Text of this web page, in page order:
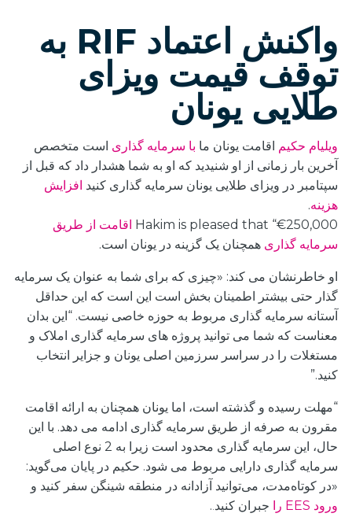
واکنش اعتماد RIF به
توقف قیمت ویزای
طلایی یونان
ویلیام حکیم اقامت یونان ما با سرمایه گذاری است متخصص
آخرین بار زمانی از او شنیدید که او به شما هشدار داد که قبل از
سپتامبر در ویزای طلایی یونان سرمایه گذاری کنید افزایش
هزینه.
Hakim is pleased that “€250,000 اقامت از طریق
سرمایه گذاری همچنان یک گزینه در یونان است.
او خاطرنشان می کند: «چیزی که برای شما به عنوان یک سرمایه
گذار حتی بیشتر اطمینان بخش است این است که این حداقل
آستانه سرمایه گذاری مربوط به حوزه خاصی نیست. “این بدان
معناست که شما می توانید پروژه های سرمایه گذاری املاک و
مستغلات را در سراسر سرزمین اصلی یونان و جزایر انتخاب
کنید.”
“مهلت رسیده و گذشته است، اما یونان همچنان به ارائه اقامت
مقرون به صرفه از طریق سرمایه گذاری ادامه می دهد. با این
حال، این سرمایه گذاری محدود است زیرا به 2 نوع اصلی
سرمایه گذاری دارایی مربوط می شود. حکیم در پایان می‌گوید:
«در کوتاه‌مدت، می‌توانید آزادانه در منطقه شینگن سفر کنید و
ورود EES را
جبران کنید..